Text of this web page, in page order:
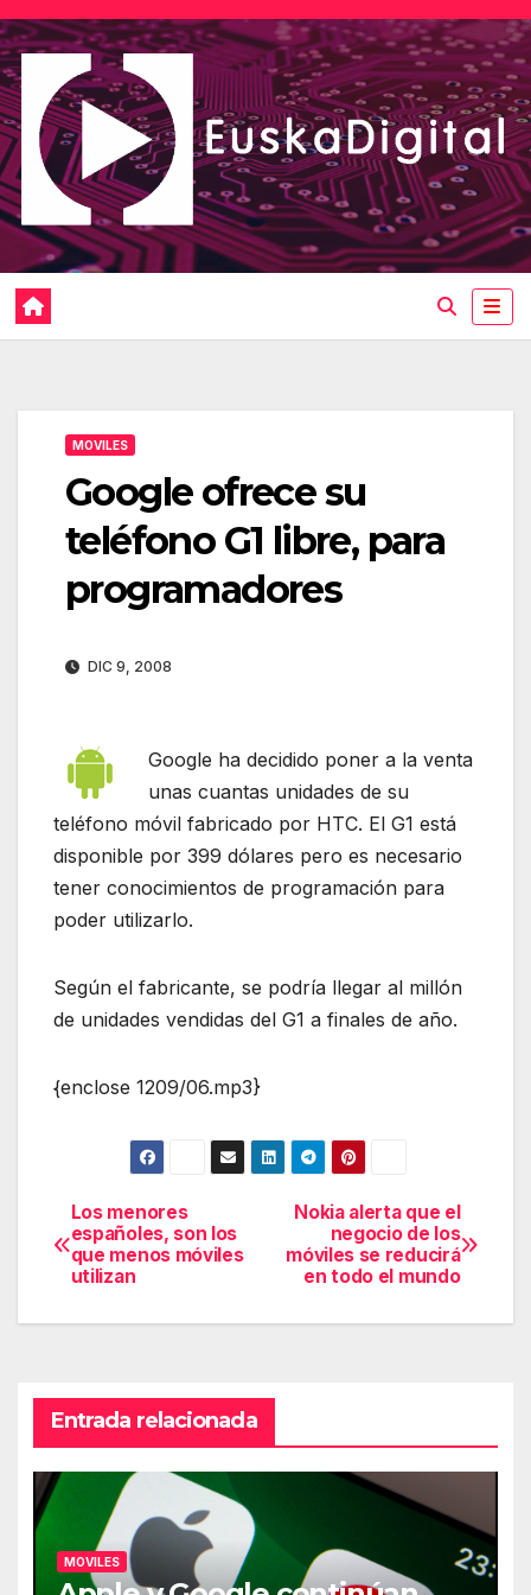
Saltar
al
contenido
MOVILES
Google ofrece su
teléfono G1 libre, para
programadores
DIC 9, 2008
Google ha decidido poner a la venta
unas cuantas unidades de su
teléfono móvil fabricado por HTC. El G1 está
disponible por 399 dólares pero es necesario
tener conocimientos de programación para
poder utilizarlo.
Según el fabricante, se podría llegar al millón
de unidades vendidas del G1 a finales de año.
{enclose 1209/06.mp3}
Navegación
de
entradas
Nokia alerta que el
negocio de los
móviles se reducirá
en todo el mundo
Los menores
españoles, son los
que menos móviles
utilizan
Entrada relacionada
MOVILES